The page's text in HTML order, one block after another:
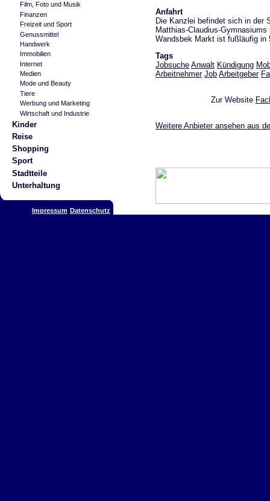
Film, Foto und Musik
Finanzen
Freizeit und Sport
Genussmittel
Handwerk
Immobilien
Internet
Medien
Mode und Beauty
Tiere
Werbung und Marketing
Wirtschaft und Industrie
Kinder
Reise
Shopping
Sport
Stadtteile
Unterhaltung
Impressum Datenschutz
Anfahrt
Die Kanzlei befindet sich in der
Matthias-Claudius-
Wandsbek Markt ist fußläufig in
Tags
Jobsuche Anwalt Kündigung
Arbeitnehmer Job Arbeitgeber
Zur Website
Weitere Anbieter ansehen aus